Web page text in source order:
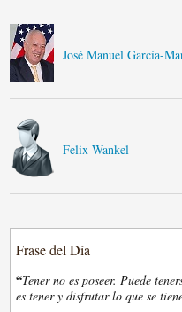
José Manuel García-
Felix Wankel
Frase del Día
“Tener no es poseer. Puede
es tener y disfrutar lo que se